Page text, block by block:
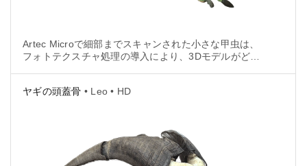
Artec Microで細部までスキャンされた小さな甲虫は、
フォトテクスチャ処理の導入により、3Dモデルがどう
ヤギの頭蓋骨 • Leo • HD